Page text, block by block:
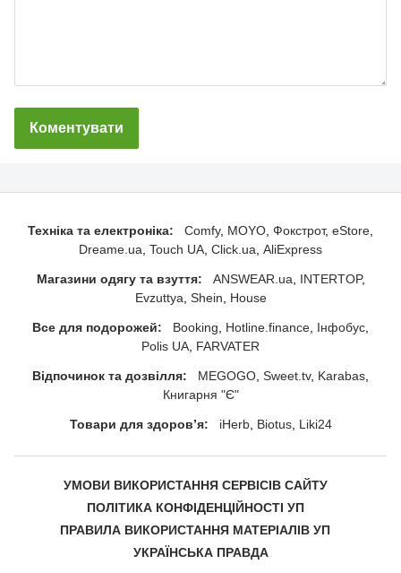
Коментувати
Техніка та електроніка: Comfy MOYO Фокстрот eStore
Dreame.ua Touch UA Click.ua AliExpress
Магазини одягу та взуття: ANSWEAR.ua
INTERTOP
Evzuttya Shein House
Все для подорожей: Booking Hotline.finance Інфобус
Polis UA FARVATER
Відпочинок та дозвілля: MEGOGO Sweet.tv Karabas
Книгарня "Є"
Товари для здоровʼя: iHerb Biotus Liki24
УМОВИ ВИКОРИСТАННЯ СЕРВІСІВ САЙТУ
ПОЛІТИКА КОНФІДЕНЦІЙНОСТІ УП
ПРАВИЛА ВИКОРИСТАННЯ МАТЕРІАЛІВ УП
УКРАЇНСЬКА ПРАВДА